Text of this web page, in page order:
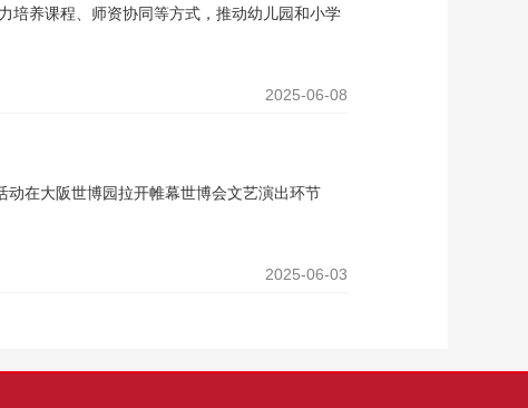
培养课程、师资协同等方式，推动幼儿园和小学
2025-06-08
动在大阪世博园拉开帷幕世博会文艺演出环节
2025-06-03